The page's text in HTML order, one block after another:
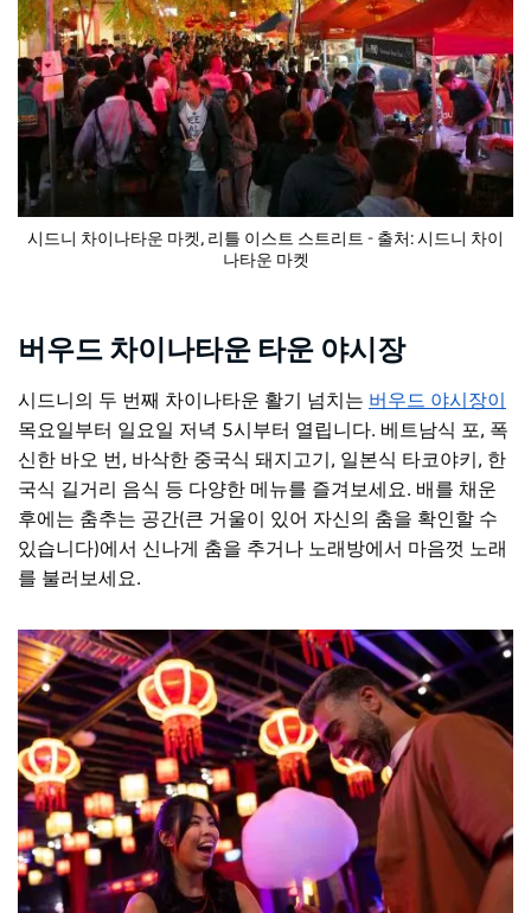
시드니 차이나타운 마켓, 리틀 이스트 스트리트 - 출처: 시드니 차이
나타운 마켓
버우드 차이나타운 타운 야시장
시드니의 두 번째 차이나타운 활기 넘치는 버우드 야시장이
목요일부터 일요일 저녁 5시부터 열립니다. 베트남식 포, 폭
신한 바오 번, 바삭한 중국식 돼지고기, 일본식 타코야키, 한
국식 길거리 음식 등 다양한 메뉴를 즐겨보세요. 배를 채운
후에는 춤추는 공간(큰 거울이 있어 자신의 춤을 확인할 수
있습니다)에서 신나게 춤을 추거나 노래방에서 마음껏 노래
를 불러보세요.